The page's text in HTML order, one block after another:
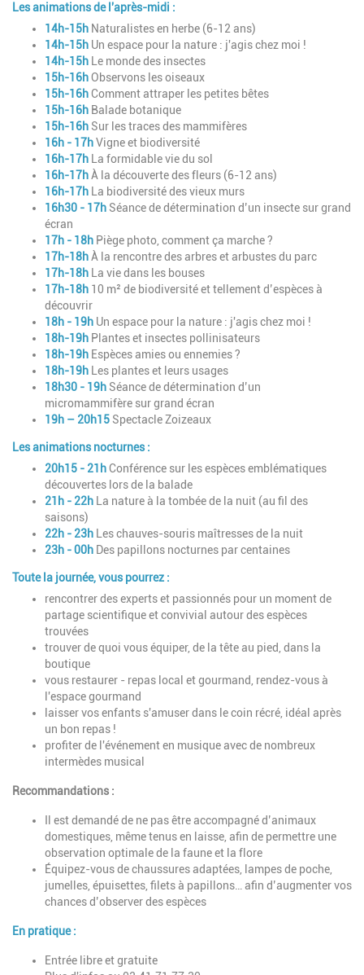
Les animations de l'après-midi :
14h-15h Naturalistes en herbe (6-12 ans)
14h-15h Un espace pour la nature : j'agis chez moi !
14h-15h
Le monde des insectes
15h-16hObservons les oiseaux
15h-16hComment attraper les petites bêtes
15h-16h Balade botanique
15h-16h Sur les traces des mammifères
16h - 17hVigne et biodiversité
16h-17h
La formidable vie du sol
16h-17hÀ la découverte des fleurs (6-12 ans)
16h-17h
La biodiversité des vieux murs
16h30 - 17h Séance de détermination d’un insecte sur grand
écran
17h - 18h Piège photo, comment ça marche ?
17h-18hÀ la rencontre des arbres et arbustes du parc
17h-18h
La vie dans les bouses
17h-18h 10 m² de biodiversité et tellement d’espècesà
découvrir
18h - 19h Un espace pour la nature : j'agis chez moi !
18h-19h Plantes et insectes pollinisateurs
18h-19h Espèces amies ou ennemies ?
18h-19h Les plantes et leurs usages
18h30 - 19h Séance de détermination d’un
micromammifère sur grand écran
19h – 20h15 Spectacle Zoizeaux
Les animations nocturnes :
20h15 - 21hConférence sur les espèces emblématiques
découvertes lors de la balade
21h - 22h La nature à la tombée de la nuit (au fil des
saisons)
22h - 23h Les chauves-souris maîtresses de la nuit
23h - 00h Des papillons nocturnes par centaines
Toute la journée, vous pourrez :
rencontrer des experts et passionnés pour un moment de
partage scientifique et convivial autour des espèces
trouvées
trouver de quoi vous équiper, de la tête au pied, dans la
boutique
vous restaurer - repas local et gourmand, rendez-vous à
l'espace gourmand
laisser vos enfants s'amuser dans le coin récré, idéal après
un bon repas !
profiter de l'événement en musique avec de nombreux
intermèdes musical
Recommandations :
Il est demandé de ne pas être accompagné d’animaux
domestiques, même tenus en laisse, afin de permettre une
observation optimale de la faune et la flore
Équipez-vous de chaussures adaptées, lampes de poche,
jumelles, épuisettes, filets à papillons… afin d’augmenter vos
chances d’observer des espèces
En pratique :
Entrée libre et gratuite